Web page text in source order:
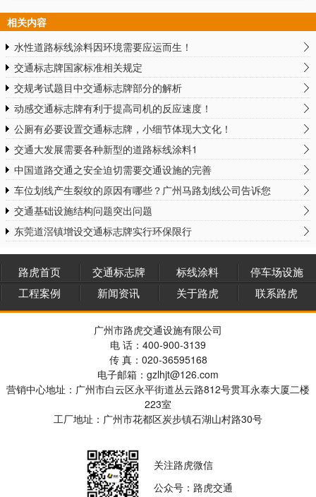
相关内容
水性道路标线涂料因环境需要应运而生！
交通标志牌国家标准相关规定
交规考试题目中交通标志牌部分的解析
动感交通标志牌有利于提高司机的反应速度！
公厕有必要设置交通标志牌，小细节体现大文化！
交通大发展需要各种新型的道路标线涂料1
中国道路交通之安全迫切需要交通设施的完善
车位划线产生裂纹的原因有哪些？广州马路划线公司告诉您
交通基础设施结构问题突出问题
东莞道滘镇增设交通标志牌实行环保限行
路虎首页 交通标志牌 标线涂料
停车场设施
工程案例
新闻资讯 关于路虎 联系路虎
广州市路虎交通设施有限公司
电 话：400-900-3139
传 真：020-36595168
电子邮箱：gzlhjt@126.com
营销中心地址：广州市白云区永平街道丛云路812号贯耳永泰大厦二楼
223室
工厂地址：广州市花都区炭步镇石湖山村路30号
关注路虎微信
公众号：路虎交通